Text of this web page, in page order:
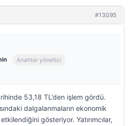
#13095
Anahtar yönetici
53,18 TL’den işlem gördü.
dalgalanmaların ekonomik
gösteriyor. Yatırımcılar,